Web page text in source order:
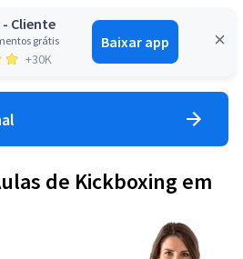
Cliente
grátis
+30K
Baixar app
Entrar
de Kickboxing em